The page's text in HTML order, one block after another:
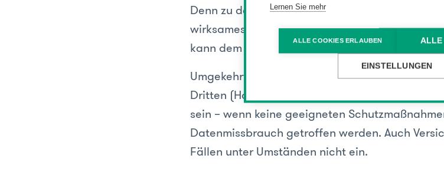
Lernen Sie mehr
ALLE COOKIES ERLAUBEN ALLE
EINSTELLUNGEN
Denn zu den Pflichten der Geschäftsführung
wirksames Kontrollsystem sowie
kann dem Unternehmen sogar persönlich
Umgekehrt können Schadenersatzansprüche
Dritten (Hackern) aufgrund von Mitverschulden
sein – wenn keine geeigneten
Datenmissbrauch getroffen werden. Auch
Fällen unter Umständen nicht ein.